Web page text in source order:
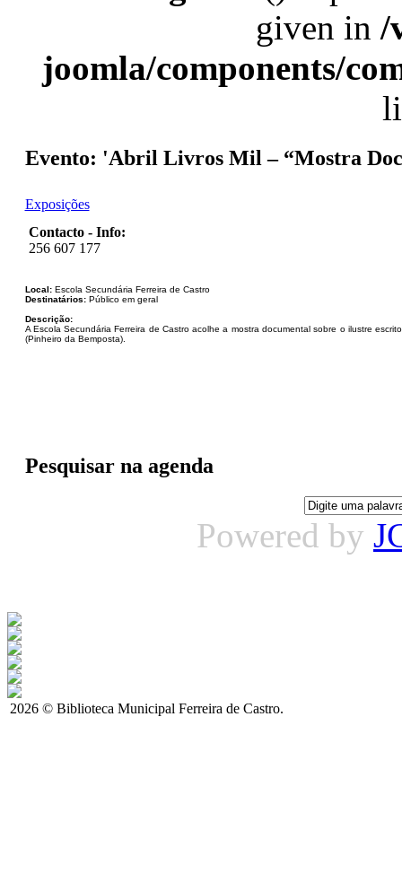
given in /
joomla/components/
Evento: 'Abril Livros Mil – “Mostra
Exposições
Contacto - Info:
256 607 177
Local:Escola Secundária Ferreira de Castro
Destinatários:Público em geral
Descrição:
A Escola Secundária Ferreira de Castro acolhe a mostra documental sobre o ilustre
(Pinheiro da Bemposta).
Pesquisar na agenda
Powered by
2026 © Biblioteca Municipal Ferreira de Castro.